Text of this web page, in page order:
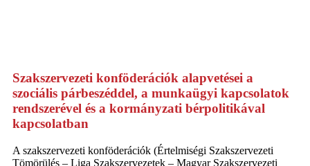
Szakszervezeti konföderációk alapvetései a
szociális párbeszéddel, a munkaügyi kapcsolatok
rendszerével és a kormányzati bérpolitikával
kapcsolatban
A szakszervezeti konföderációk (Értelmiségi Szakszervezeti
Tömörülés – Liga Szakszervezetek – Magyar Szakszervezeti